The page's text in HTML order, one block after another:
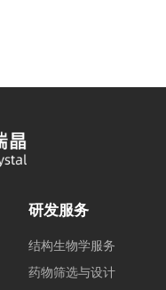
研发服务
结构生物学服务
药物筛选与设计